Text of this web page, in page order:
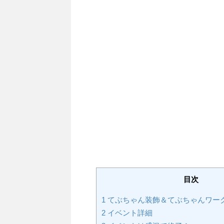
目次
1 てぶちゃん装飾＆てぶちゃんワー
2 イベント詳細